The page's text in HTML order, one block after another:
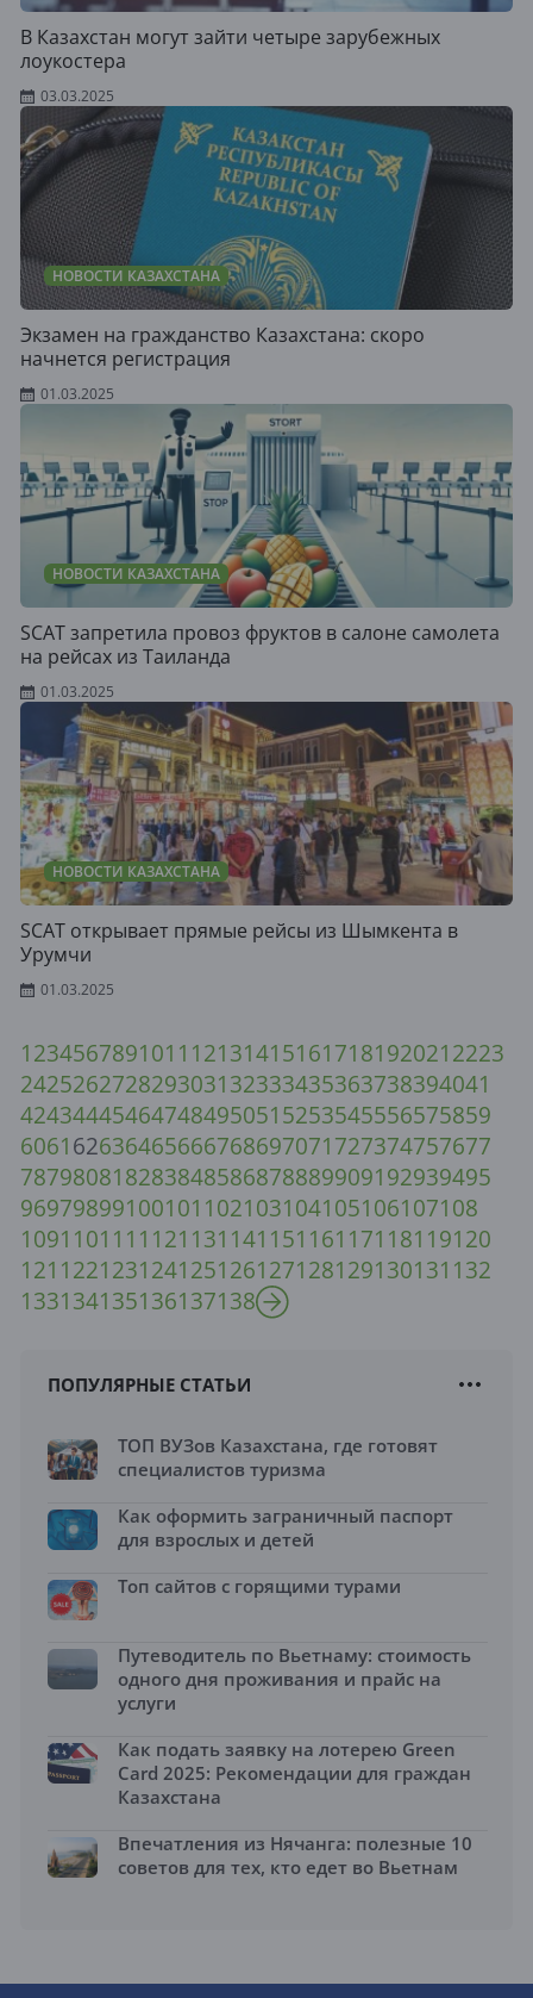
В Казахстан могут зайти четыре зарубежных
лоукостера
03.03.2025
НОВОСТИ КАЗАХСТАНА
Экзамен на гражданство Казахстана: скоро
начнется регистрация
01.03.2025
НОВОСТИ КАЗАХСТАНА
SCAT запретила провоз фруктов в салоне самолета
на рейсах из Таиланда
01.03.2025
НОВОСТИ КАЗАХСТАНА
SCAT открывает прямые рейсы из Шымкента в
Урумчи
01.03.2025
1234567891011 121314151617181920212223
242526272829303132333435363738394041
424344454647484950515253545556575859
606162636465666768697071727374757677
787980818283848586878889909192939495
96979899100101 102103104105106107108
109110111 112113114115116117118119120
121 122123124125126127128129130131 132
133134135136137138
ПОПУЛЯРНЫЕ СТАТЬИ
ТОП ВУЗов Казахстана, где готовят
специалистов туризма
Как оформить заграничный паспорт
для взрослых и детей
Топ сайтов с горящими турами
Путеводитель по Вьетнаму: стоимость
одного дня проживания и прайс на
услуги
Как подать заявку на лотерею Green
Card 2025: Рекомендации для граждан
Казахстана
Впечатления из Нячанга: полезные 10
советов для тех, кто едет во Вьетнам